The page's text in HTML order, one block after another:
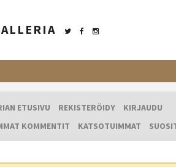
ETUSIVU REKISTERÖIDY
KIRJAUDU
KOMMENTIT KATSOTUIMMAT